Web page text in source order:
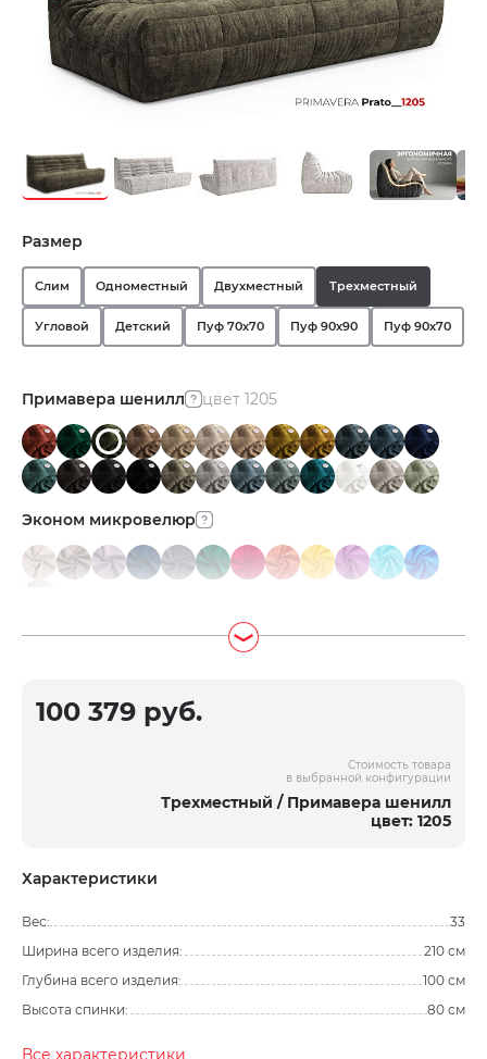
Размер
Слим Одноместный Двухместный Трехместный
Угловой Детский Пуф 70х70 Пуф 90х90 Пуф 90х70
Примавера шенилл цвет 1205
Эконом микровелюр
Стоимость товара
в выбранной конфигурации
Трехместный / Примавера шенилл
цвет: 1205
100 379 руб.
Характеристики
Вес:
33
Ширина всего изделия:
210 см
Глубина всего изделия:
100 см
Высота спинки:
80 см
Все характеристики